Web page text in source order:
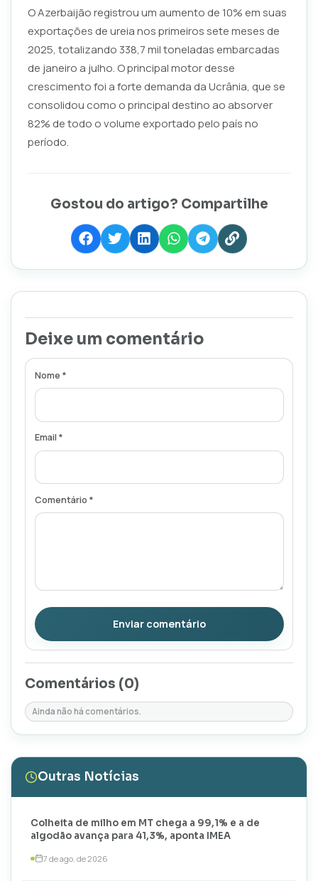
O Azerbaijão registrou um aumento de 10% em suas
exportações de ureia nos primeiros sete meses de
2025, totalizando 338,7 mil toneladas embarcadas
de janeiro a julho. O principal motor desse
crescimento foi a forte demanda da Ucrânia, que se
consolidou como o principal destino ao absorver
82% de todo o volume exportado pelo país no
período.
Gostou do artigo? Compartilhe
Deixe um comentário
Nome *
Email *
Comentário *
Enviar comentário
Comentários (0)
Ainda não há comentários.
Outras Notícias
Colheita de milho em MT chega a 99,1% e a de
algodão avança para 41,3%, aponta IMEA
7 de ago. de 2026